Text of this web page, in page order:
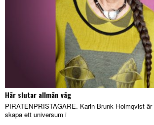
Här slutar allmän väg
PIRATENPRISTAGARE. Karin Brunk Holmqvist
skapa ett universum i